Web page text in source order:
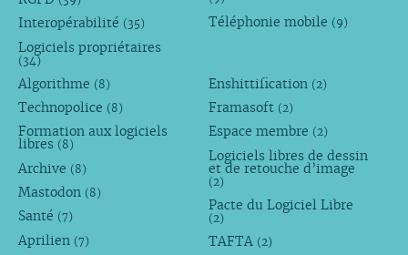
Interopérabilité (35)
Logiciels propriétaires
(34)
Téléphonie mobile (9)
Algorithme (8)
Technopolice (8)
Formation aux logiciels
libres (8)
Archive (8)
Mastodon (8)
Santé (7)
Aprilien (7)
Enshittification (2)
Framasoft (2)
Espace membre (2)
Logiciels libres de dessin
et de retouche d’image
(2)
Pacte du Logiciel Libre
(2)
TAFTA (2)